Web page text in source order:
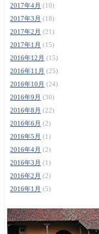
2017年4月 (10)
2017年3月 (18)
2017年2月 (21)
2017年1月 (15)
2016年12月 (15)
2016年11月 (25)
2016年10月 (24)
2016年9月 (30)
2016年8月 (22)
2016年6月 (2)
2016年5月 (1)
2016年4月 (2)
2016年3月 (1)
2016年2月 (2)
2016年1月 (5)